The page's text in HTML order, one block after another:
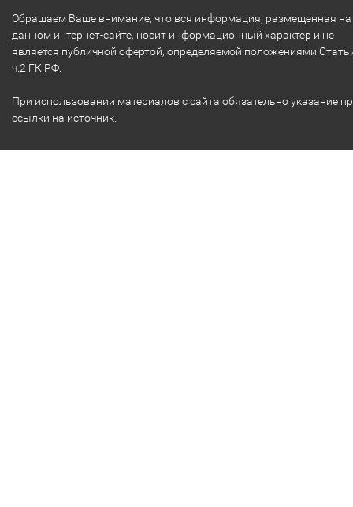
Обращаем Ваше внимание, что вся информация, размещенная на
данном интернет-сайте, носит информационный характер и не
является публичной офертой, определяемой положениями
ч.2 ГК РФ.
При использовании материалов с сайта обязательно указание
ссылки на источник.